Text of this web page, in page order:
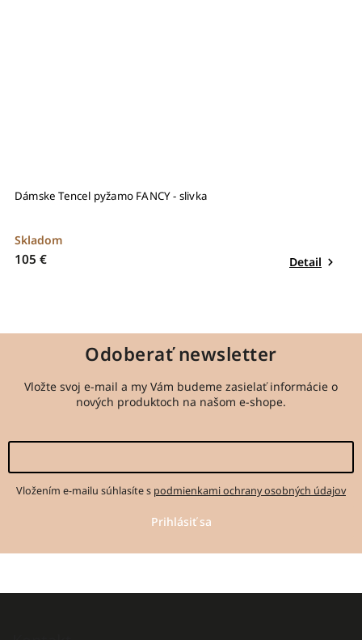
Dámske Tencel pyžamo FANCY - slivka
Skladom
105 € Detail
Odoberať newsletter
Vložte svoj e-mail a my Vám budeme zasielať informácie o
nových produktoch na našom e-shope.
Vložením e-mailu súhlasíte s podmienkami ochrany osobných údajov
Prihlásiť sa